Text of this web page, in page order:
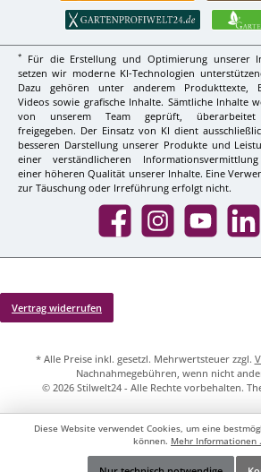
*
Für die Erstellung und Optimierung unserer
setzen wir moderne KI-Technologien
Dazu gehören unter anderem Produkttexte,
Videos sowie grafische Inhalte. Sämtliche Inhalte
von unserem Team geprüft,
freigegeben. Der Einsatz von KI dient
besseren Darstellung unserer Produkte und
einer verständlicheren
einer höheren Qualität unserer Inhalte. Eine
zur Täuschung oder Irreführung erfolgt nicht.
Facebook InstagramYouTube LinkedIn
Vertrag widerrufen
* Alle Preise inkl. gesetzl. Mehrwertsteuer zzgl.
Nachnahmegebühren, wenn nicht
© 2026 Stilwelt24 - Alle Rechte vorbehalten.
Diese Website verwendet Cookies, um eine
können. Mehr Informationen